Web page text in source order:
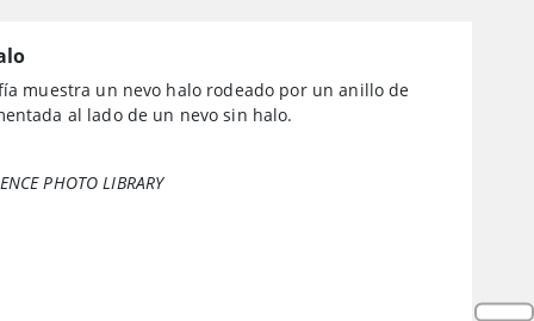
muestra un nevo halo rodeado por un anillo de
al lado de un nevo sin halo.
PHOTO LIBRARY